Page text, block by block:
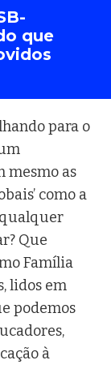
que
para o
mesmo as
como a
qualquer
Que
Família
lidos em
podemos
à